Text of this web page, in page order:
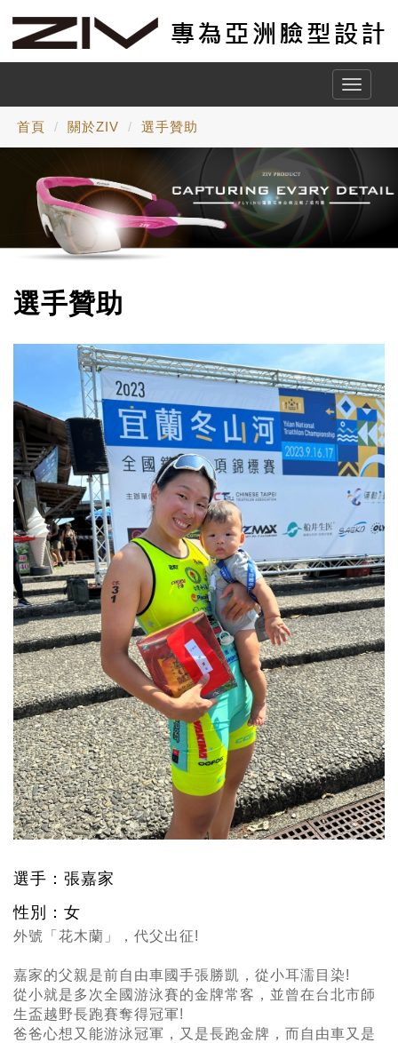
Toggle
首頁 關於ZIV 選手贊助
選手贊助
選手：張嘉家
性別：女
外號「花木蘭」，代父出征!
嘉家的父親是前自由車國手張勝凱，從小耳濡目染!
從小就是多次全國游泳賽的金牌常客，並曾在台北市師
生盃越野長跑賽奪得冠軍!
爸爸心想又能游泳冠軍，又是長跑金牌，而自由車又是